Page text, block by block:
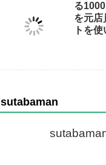
る
を元店
トを
sutabaman